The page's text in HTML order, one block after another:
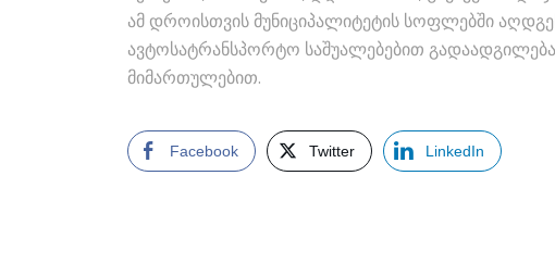
ამ დროისთვის მუნიციპალიტეტის სოფლებში
ავტოსატრანსპორტო საშუალებებით
მიმართულებით.
Facebook Twitter LinkedIn